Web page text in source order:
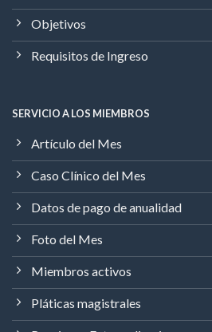
Objetivos
Requisitos de Ingreso
SERVICIO A LOS MIEMBROS
Artículo del Mes
Caso Clínico del Mes
Datos de pago de anualidad
Foto del Mes
Miembros activos
Pláticas magistrales